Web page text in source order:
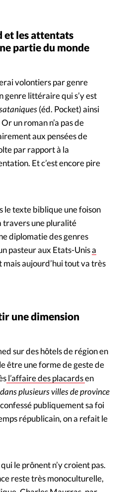
et les attentats
partie du monde
volontiers par genre
genre littéraire qui s’y est
(éd. Pocket) ainsi
un roman n’a pas de
aux pensées de
par rapport à la
Et c’est encore pire
le texte biblique une foison
travers une pluralité
diplomatie des genres
pasteur aux Etats-Unisa
aujourd’hui tout va très
une dimension
sur des hôtels de région en
être une forme de geste de
l’affaire des placardsen
plusieurs villes de province
publiquement sa foi
républicain, on a refait le
le prônent n’y croient pas.
reste très monoculturelle,